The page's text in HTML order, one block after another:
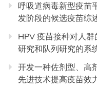
呼吸道病毒新型疫苗
发阶段的候选疫苗综
HPV 疫苗接种对人
研究和队列研究的系
开发一种佐剂型、高
先进技术提高疫苗效